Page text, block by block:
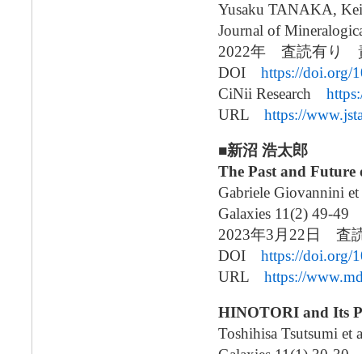
Yusaku TANAKA,
Journal of
2022年 査読有り
DOI https://doi.org/
CiNii Research
URL https://
■新沼 浩太郎
The Past and
Gabriele Giovannini et
Galaxies 11(2) 49-49
2023年3月22日 査
DOI https://doi.org/
URL https://
HINOTORI and Its
Toshihisa Tsutsumi et